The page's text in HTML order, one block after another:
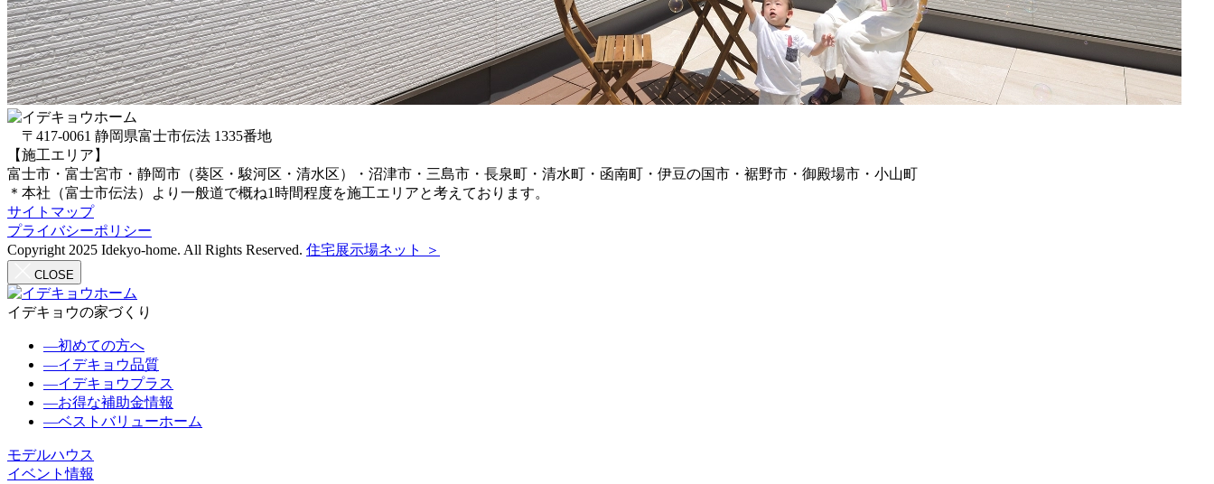
〒417-0061 静岡県富士市伝法 1335番地
【施工エリア】
富士市・富士宮市・静岡市（葵区・駿河区・清水区）・沼津市・三島市・長泉町・清水町・函南町・伊豆の国市・裾野市・御殿場市・小山町
＊本社（富士市伝法）より一般道で概ね1時間程度を施工エリアと考えております。
サイトマップ
プライバシーポリシー
Copyright 2025 Idekyo-home. All Rights Reserved. 住宅展示場ネット ＞
CLOSE
イデキョウの家づくり
―初めての方へ
―イデキョウ品質
―イデキョウプラス
―お得な補助金情報
―ベストバリューホーム
モデルハウス
イベント情報